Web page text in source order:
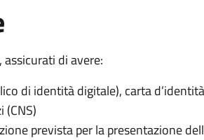
assicurati di avere:
di identità digitale), carta
(CNS)
prevista per la presentazione